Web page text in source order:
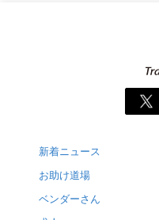
新着ニュース
お助け道場
ベンダーさん